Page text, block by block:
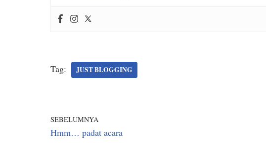
Tag: JUST BLOGGING
SEBELUMNYA
Hmm… padat acara